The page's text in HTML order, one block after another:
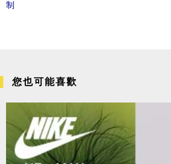
制
您也可能喜歡